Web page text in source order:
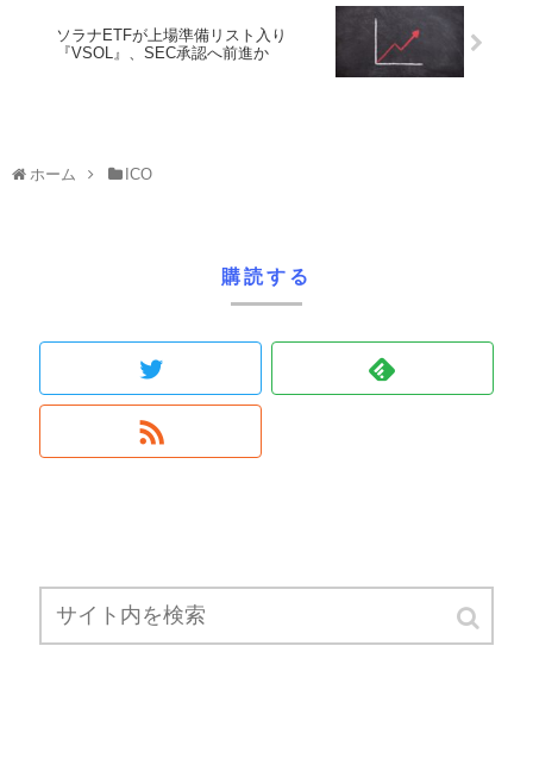
ソラナETFが上場準備リスト入り
『VSOL』、SEC承認へ前進か
ホーム ICO
購読する